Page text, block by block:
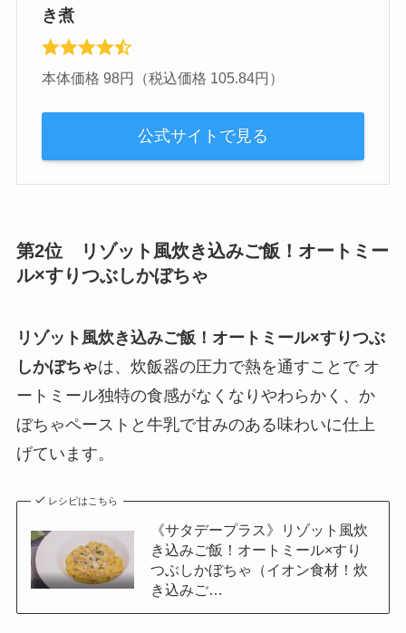
き煮
本体価格 98円（税込価格 105.84円）
公式サイトで見る
第2位 リゾット風炊き込みご飯！オートミー
ル×すりつぶしかぼちゃ
リゾット風炊き込みご飯！オートミール×すりつぶ
しかぼちゃは、炊飯器の圧力で熱を通すことで オ
ートミール独特の食感がなくなりやわらかく、か
ぼちゃペーストと牛乳で甘みのある味わいに仕上
げています。
レシピはこちら
《サタデープラス》リゾット風炊
き込みご飯！オートミール×すり
つぶしかぼちゃ（イオン食材！炊
き込みご…